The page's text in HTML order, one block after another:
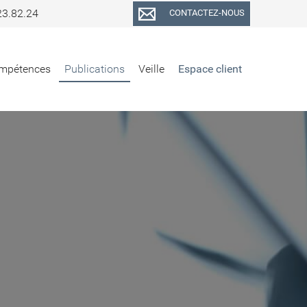
Publications Veille Espace client
CONTACTEZ-NOUS